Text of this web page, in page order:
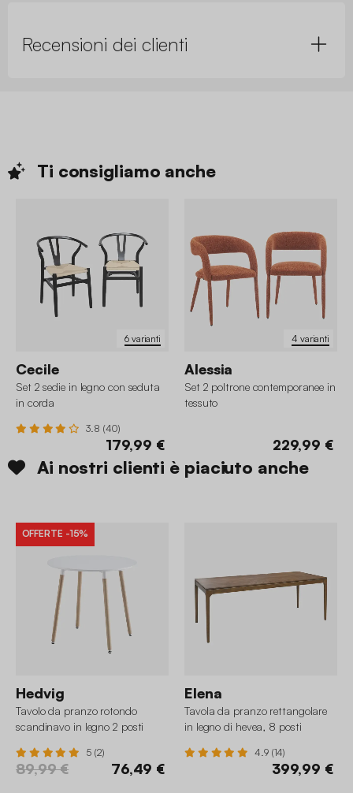
Recensioni dei clienti
Ti consigliamo anche
6 varianti
Cecile
Set 2 sedie in legno con seduta
in corda
3.8 (40)
179,99 €
4 varianti
Alessia
Set 2 poltrone contemporanee in
tessuto
229,99 €
Ai nostri clienti è piaciuto anche
OFFERTE -15%
Hedvig
Tavolo da pranzo rotondo
scandinavo in legno 2 posti
5 (2)
89,99 € 76,49 €
Elena
Tavola da pranzo rettangolare
in legno di hevea, 8 posti
4.9 (14)
399,99 €